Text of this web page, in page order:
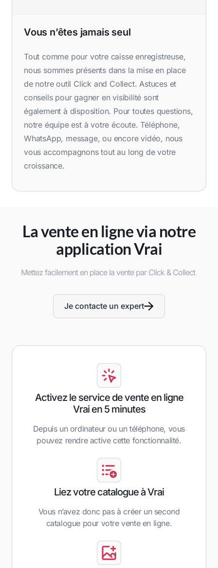
Vous n’êtes jamais seul
Tout comme pour votre caisse enregistreuse,
nous sommes présents dans la mise en place
de notre outil Click and Collect. Astuces et
conseils pour gagner en visibilité sont
également à disposition. Pour toutes questions,
notre équipe est à votre écoute. Téléphone,
WhatsApp, message, ou encore vidéo, nous
vous accompagnons tout au long de votre
croissance.
La vente en ligne via notre
application Vrai
Mettez facilement en place la vente par Click & Collect
Je contacte un expert
Activez le service de vente en ligne
Vrai en 5 minutes
Depuis un ordinateur ou un téléphone, vous
pouvez rendre active cette fonctionnalité.
Liez votre catalogue à Vrai
Vous n’avez donc pas à créer un second
catalogue pour votre vente en ligne.